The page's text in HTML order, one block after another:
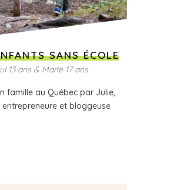
SANS ÉCOLE
13 ans & Marie 17 ans
famille au Québec par Julie,
et bloggeuse